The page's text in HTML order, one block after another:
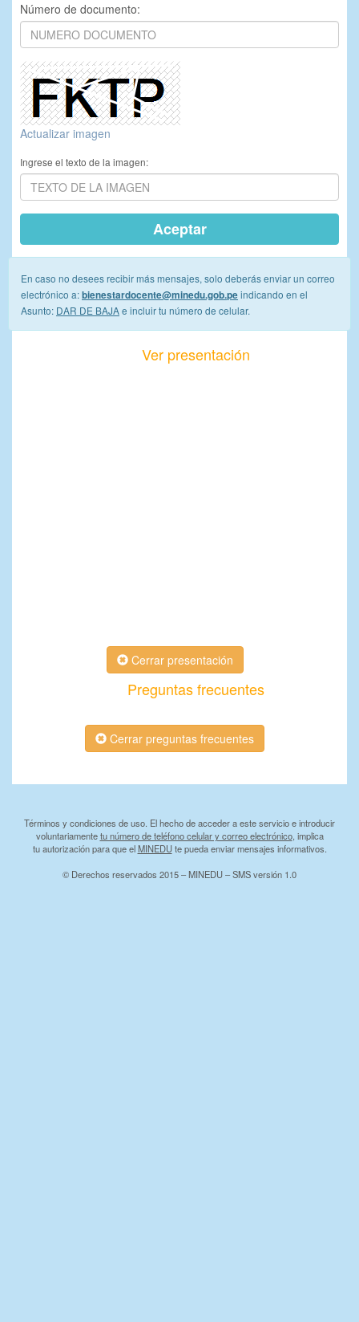
Número de documento:
Actualizar imagen
Ingrese el texto de la imagen:
Aceptar
En caso no desees recibir más mensajes, solo deberás enviar un correo
electrónico a:bienestardocente@minedu.gob.peindicando en el
Asunto: DAR DE BAJAe incluir tu número de celular.
Ver presentación
Cerrar presentación
Preguntas frecuentes
Cerrar preguntas frecuentes
Términos y condiciones de uso. El hecho de acceder a este servicio e introducir
voluntariamentetu número de teléfono celular y correo electrónico, implica
tu autorización para que elMINEDUte pueda enviar mensajes informativos.
© Derechos reservados 2015 – MINEDU – SMS versión 1.0